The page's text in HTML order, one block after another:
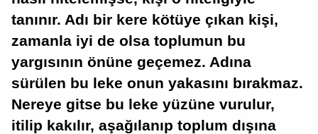
tanınır. Adı bir kere kötüye çıkan kişi,
zamanla iyi de olsa toplumun bu
yargısının önüne geçemez. Adına
sürülen bu leke onun yakasını bırakmaz.
Nereye gitse bu leke yüzüne vurulur,
itilip kakılır, aşağılanıp toplum dışına